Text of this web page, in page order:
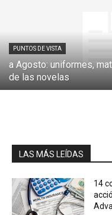
PUNTOS DE VISTA
a Agosto: uniformes,
de las novelas
LAS MÁS LEÍDAS
14